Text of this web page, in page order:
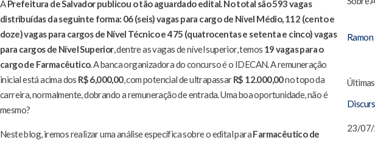
APrefeitura de Salvador publicou o tão aguardado edital. No total são 593 vagas
distribuídas da seguinte forma: 06 (seis) vagas para cargo de Nível Médio, 112 (cento e
doze) vagas para cargos de Nível Técnico e 475 (quatrocentas e setenta e cinco) vagas
para cargos de Nível Superior, dentre as vagas de nível superior, temos 19 vagas para o
cargo de Farmacêutico. A banca organizadora do concurso é o IDECAN. A remuneração
inicial está acima dos R$ 6,000,00, com potencial de ultrapassarR$ 12.000,00no topo da
carreira, normalmente, dobrando a remuneração de entrada. Uma boa oportunidade, não é
mesmo?
Neste blog, iremos realizar uma análise específica sobre o edital paraFarmacêutico de
Últimas
23/